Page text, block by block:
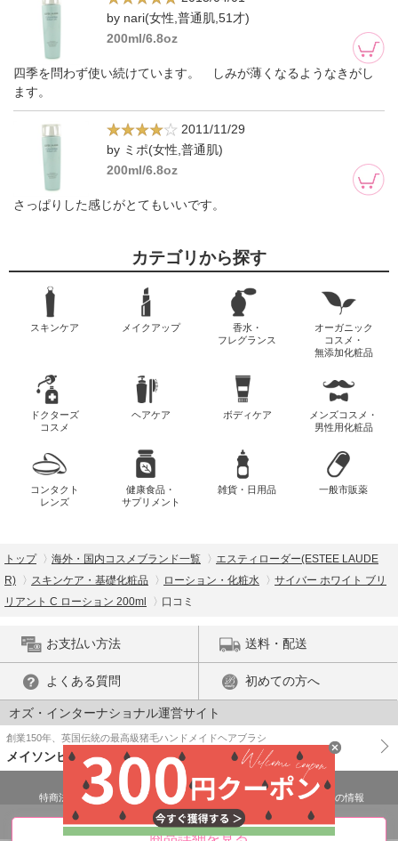
by nari(女性,普通肌,51才)
200ml/6.8oz
四季を問わず使い続けています。 しみが薄くなるようなきがし
ます。
2011/11/29
by ミポ(女性,普通肌)
200ml/6.8oz
さっぱりした感じがとてもいいです。
商品詳細を見る
カテゴリから探す
スキンケア メイクアップ
香水・
フレグランス
オーガニック
コスメ・
無添加化粧品
ドクターズ
コスメ
ヘアケア ボディケア
メンズコスメ・
男性用化粧品
コンタクト
レンズ
健康食品・
サプリメント
雑貨・日用品 一般市販薬
トップ 海外・国内コスメブランド一覧
エスティローダー(ESTEE LAUDE
R)
スキンケア・基礎化粧品 ローション・化粧水
サイバー ホワイト ブリ
リアント C ローション 200ml
口コミ
お支払い方法 送料・配送
よくある質問 初めての方へ
オズ・インターナショナル運営サイト
創業150年、英国伝統の最高級猪毛ハンドメイドヘアブラシ
メイソンピアソン
特商法に基づく表示 プライバシーポリシー
医薬品販売許可証の情報
ご利用規約
PC版で表示